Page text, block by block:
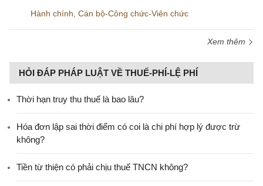
Hành chính Cán bộ-Công chức-Viên chức
Xem thêm
HỎI ĐÁP PHÁP LUẬT VỀ THUẾ-PHÍ-LỆ PHÍ
Thời hạn truy thu thuế là bao lâu?
Hóa đơn lập sai thời điểm có coi là chi phí hợp lý được trừ
không?
Tiền từ thiện có phải chịu thuế TNCN không?